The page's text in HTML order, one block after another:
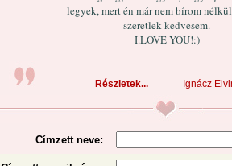
legyek, mert én már nem bírom
szeretlek kedvesem.
I.LOVE YOU!:)
Részletek... Ignácz
Címzett neve: